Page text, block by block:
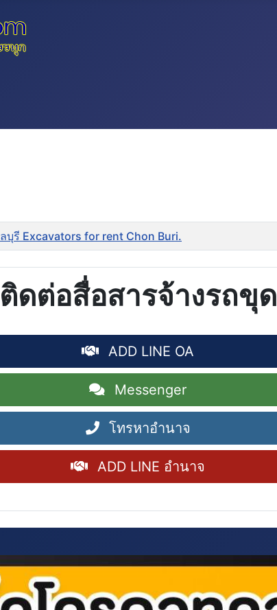
บุรี Excavators for rent Chon Buri.
ติดต่อสื่อสารจ้างรถขุด
ADD LINE OA
Messenger
โทรหาอำนาจ
ADD LINE อำนาจ